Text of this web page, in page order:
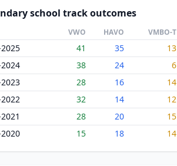
school track outcomes
VWO HAVO VMBO-T
41 35 13
38 24 6
28 16 14
32 14 12
28 20 15
15 18 14